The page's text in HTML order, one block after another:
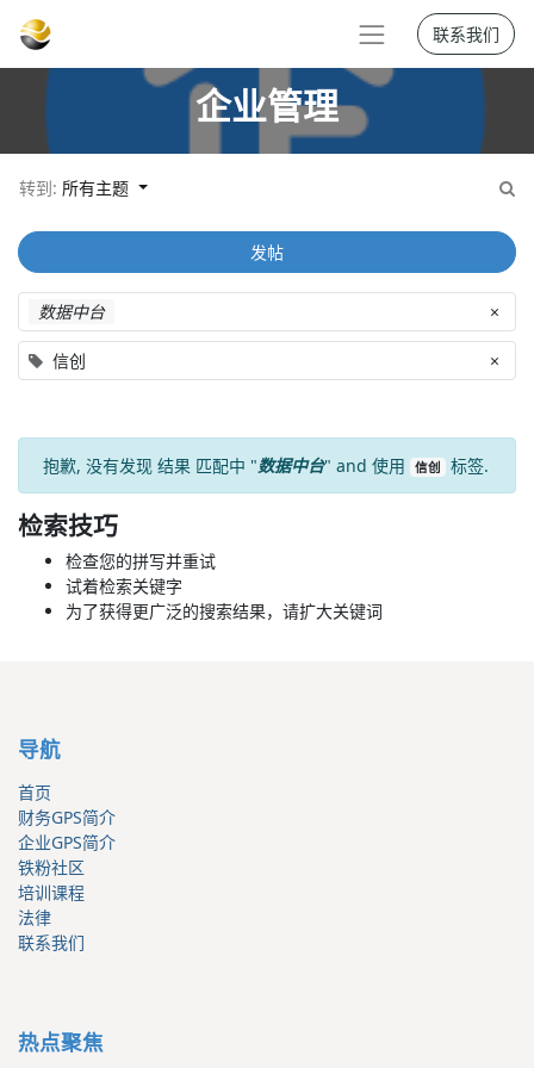
联系我们
企业管理
转到: 所有主题
数据中台 ×
信创 ×
发帖
抱歉, 没有发现 结果 匹配中 "数据中台" and 使用 信创 标签.
检索技巧
检查您的拼写并重试
试着检索关键字
为了获得更广泛的搜索结果，请扩大关键词
导航
首页
财务GPS简介
企业GPS简介
铁粉社区
培训课程
法律
联系我们
热点聚焦